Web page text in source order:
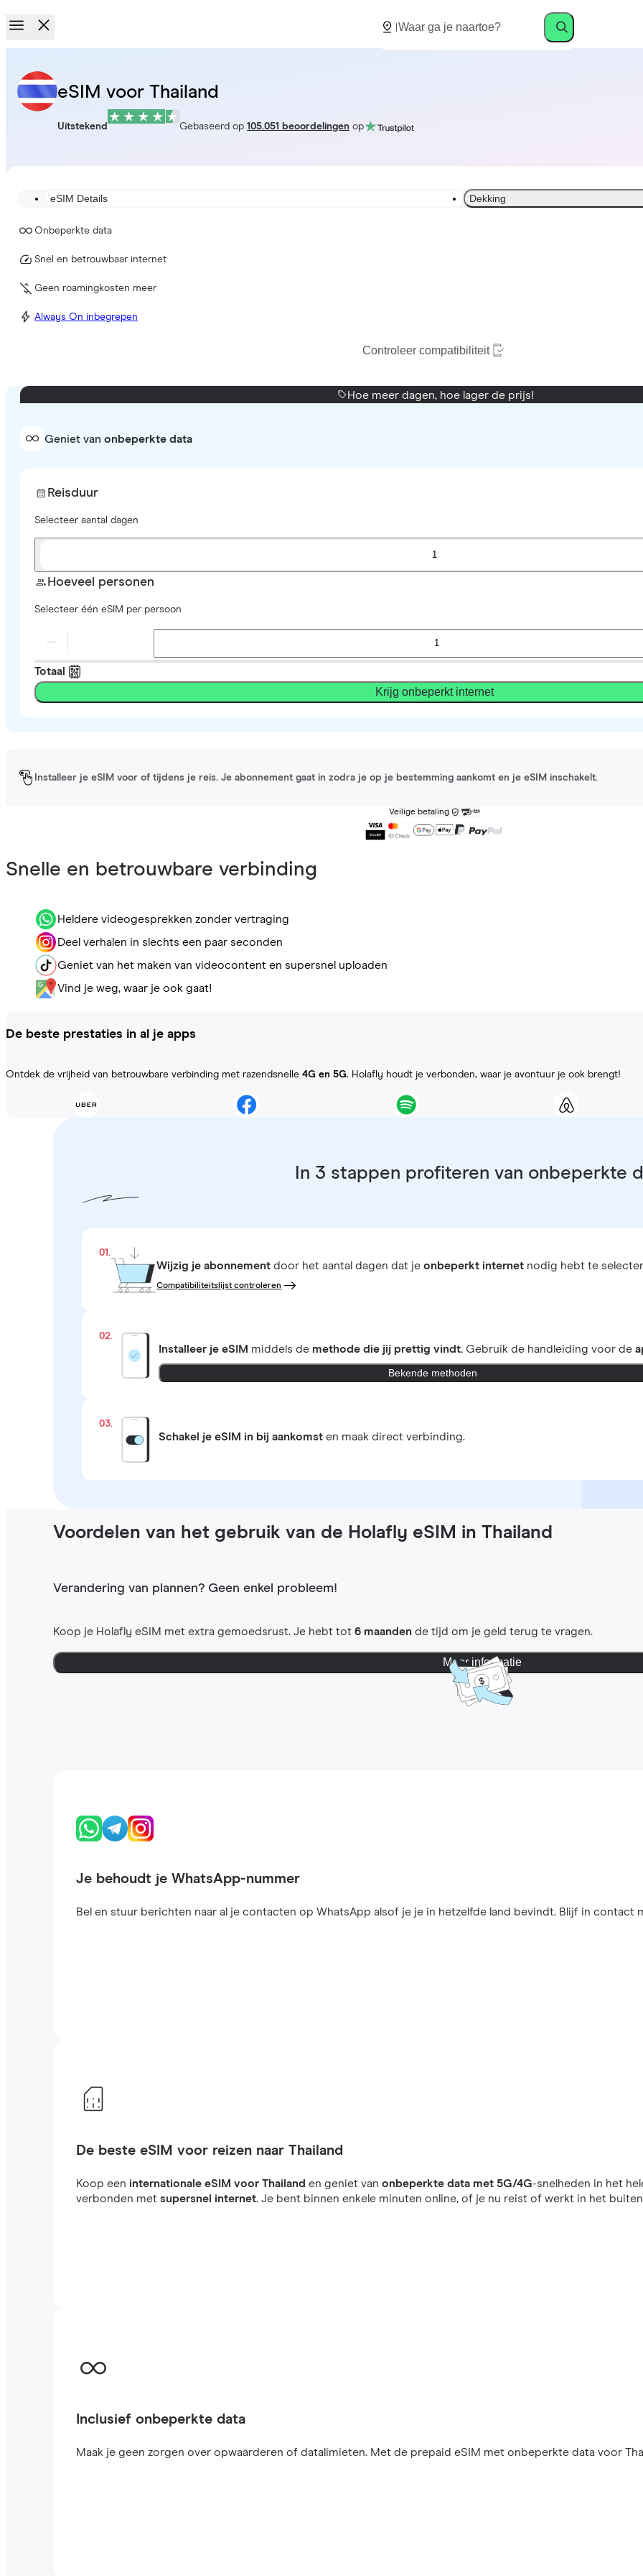
eSIM voor Thailand
Uitstekend Gebaseerd op 105.051 beoordelingen op
eSIM Details Dekking
Onbeperkte data
Snel en betrouwbaar internet
Geen roamingkosten meer
Always On inbegrepen
Controleer compatibiliteit
Hoe meer dagen, hoe lager de prijs!
Geniet van onbeperkte data
Reisduur
Selecteer aantal dagen
1
Hoeveel personen
Selecteer één eSIM per persoon
Totaal
Krijg onbeperkt internet
Installeer je eSIM voor of tijdens je reis. Je abonnement gaat in zodra je op je bestemming aankomt en je eSIM inschakelt.
Veilige betaling
Snelle en betrouwbare verbinding
Heldere videogesprekken zonder vertraging
Deel verhalen in slechts een paar seconden
Geniet van het maken van videocontent en supersnel uploaden
Vind je weg, waar je ook gaat!
De beste prestaties in al je apps
Ontdek de vrijheid van betrouwbare verbinding met razendsnelle 4G en 5G. Holafly houdt je verbonden, waar je avontuur je ook brengt!
In 3 stappen profiteren van onbeperkte
01.
Wijzig je abonnement door het aantal dagen dat jeonbeperkt internet nodig hebt te
Compatibiliteitslijst controleren
02.
Installeer je eSIM middels de methode die jij prettig vindt. Gebruik de handleiding voor de
Bekende methoden
03.
Schakel je eSIM in bij aankomst en maak direct verbinding.
Voordelen van het gebruik van de Holafly eSIM in Thailand
Verandering van plannen? Geen enkel probleem!
Koop je Holafly eSIM met extra gemoedsrust. Je hebt tot6 maanden de tijd om je geld terug te vragen.
Meer informatie
Je behoudt je WhatsApp-nummer
Bel en stuur berichten naar al je contacten op WhatsApp alsof je je in hetzelfde land bevindt. Blijf in contact
De beste eSIM voor reizen naar Thailand
Koop een internationale eSIM voor Thailand en geniet vanonbeperkte data met 5G/4G-snelheden in het
verbonden metsupersnel internet. Je bent binnen enkele minuten online, of je nu reist of werkt in het
Inclusief onbeperkte data
Maak je geen zorgen over opwaarderen of datalimieten. Met de prepaid eSIM met onbeperkte data voor